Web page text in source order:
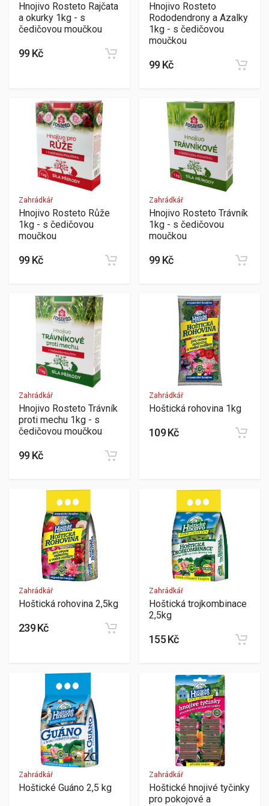
Hnojivo Rosteto Rajčata
a okurky 1kg - s
čedičovou moučkou
99 Kč
Hnojivo Rosteto
Rododendrony a Azalky
1kg - s čedičovou
moučkou
99 Kč
Zahrádkář
Hnojivo Rosteto Růže
1kg - s čedičovou
moučkou
99 Kč
Zahrádkář
Hnojivo Rosteto Trávník
1kg - s čedičovou
moučkou
99 Kč
Zahrádkář
Hnojivo Rosteto Trávník
proti mechu 1kg - s
čedičovou moučkou
99 Kč
Zahrádkář
Hoštická rohovina 1kg
109 Kč
Zahrádkář
Hoštická rohovina 2,5kg
239 Kč
Zahrádkář
Hoštická trojkombinace
2,5kg
155 Kč
Zahrádkář
Hoštické Guáno 2,5 kg
Zahrádkář
Hoštické hnojivé tyčinky
pro pokojové a